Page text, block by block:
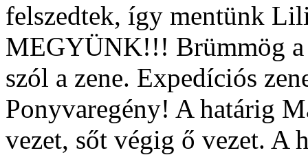
felszedtek, így mentünk
MEGYÜNK!!! Brümmög a
szól a zene. Expedíciós
Ponyvaregény! A határig
vezet, sőt végig ő vezet. A